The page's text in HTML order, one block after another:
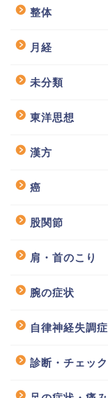
整体
月経
未分類
東洋思想
漢方
癌
股関節
肩・首のこり
腕の症状
自律神経失調症
診断・チェック